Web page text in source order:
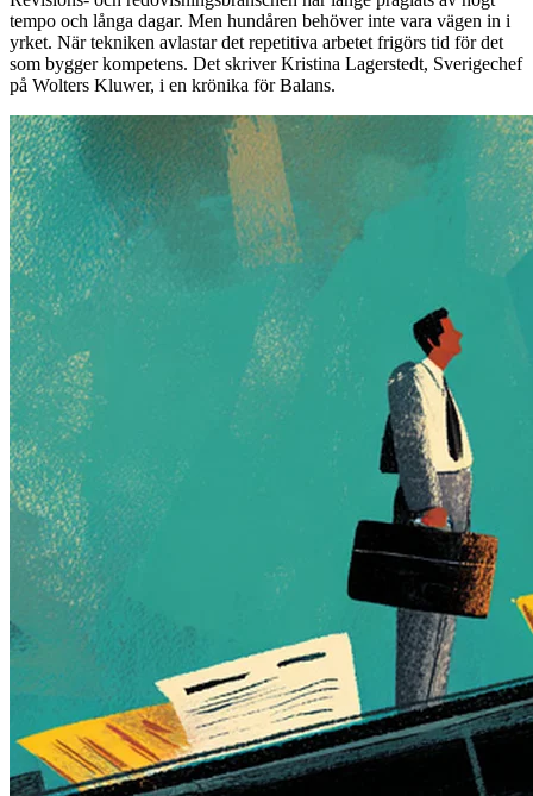
tempo och långa dagar. Men hundåren behöver inte vara vägen in i
yrket. När tekniken avlastar det repetitiva arbetet frigörs tid för det
som bygger kompetens. Det skriver Kristina Lagerstedt, Sverigechef
på Wolters Kluwer, i en krönika för Balans.